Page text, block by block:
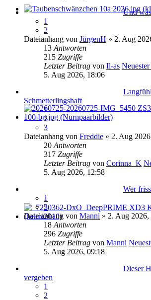
Und
1
2
Dateianhang von JürgenH » 2. Aug
13 Antworten
215 Zugriffe
Letzter Beitrag von Il-as
5. Aug 2026, 18:06
Schmetterlingshaft
1
2
3
Dateianhang von Freddie » 2. Aug
20 Antworten
317 Zugriffe
Letzter Beitrag von Corinna_K
5. Aug 2026, 12:58
Wer
1
2
Dateianhang von Manni » 2. Aug 2026,
18 Antworten
296 Zugriffe
Letzter Beitrag von Manni
5. Aug 2026, 09:18
Dieser
vergeben
1
2